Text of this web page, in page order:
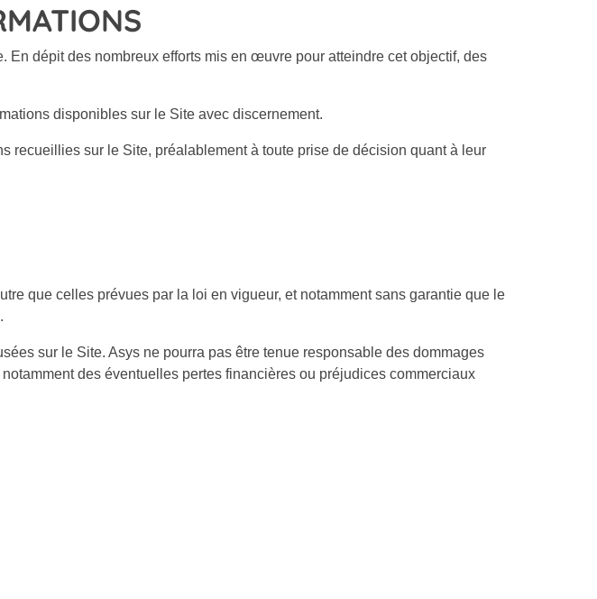
dépit des nombreux efforts mis en œuvre pour atteindre cet objectif, des
disponibles sur le Site avec discernement.
recueillies sur le Site, préalablement à toute prise de décision quant à leur
que celles prévues par la loi en vigueur, et notamment sans garantie que le
sur le Site. Asys ne pourra pas être tenue responsable des dommages
des éventuelles pertes financières ou préjudices commerciaux